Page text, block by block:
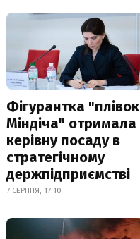
Фігурантка "плівок
Міндіча" отримала
керівну посаду в
стратегічному
держпідприємстві
7 СЕРПНЯ, 17:10